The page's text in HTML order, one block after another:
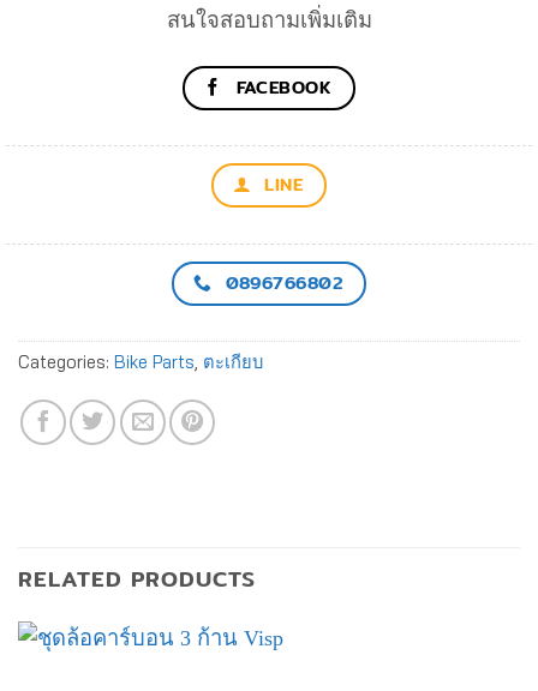
สนใจสอบถามเพิ่มเติม
FACEBOOK
LINE
0896766802
Categories: Bike Parts, ตะเกียบ
RELATED PRODUCTS